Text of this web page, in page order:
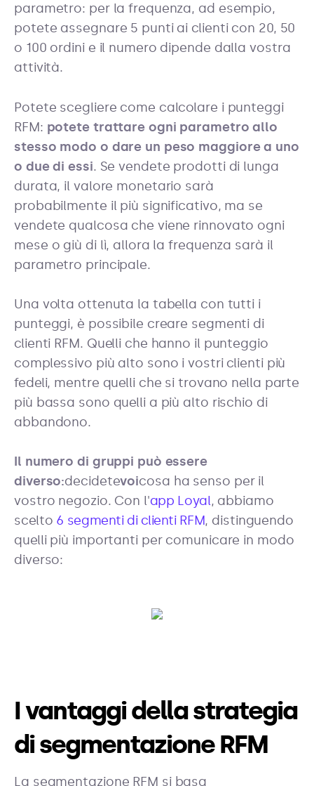
parametro: per la frequenza, ad esempio,
potete assegnare 5 punti ai clienti con 20, 50
o 100 ordini e il numero dipende dalla vostra
attività.
Potete scegliere come calcolare i punteggi
RFM: potete trattare ogni parametro allo
stesso modo o dare un peso maggiore a uno
o due di essi. Se vendete prodotti di lunga
durata, il valore monetario sarà
probabilmente il più significativo, ma se
vendete qualcosa che viene rinnovato ogni
mese o giù di lì, allora la frequenza sarà il
parametro principale.
Una volta ottenuta la tabella con tutti i
punteggi, è possibile creare segmenti di
clienti RFM. Quelli che hanno il punteggio
complessivo più alto sono i vostri clienti più
fedeli, mentre quelli che si trovano nella parte
più bassa sono quelli a più alto rischio di
abbandono.
Il numero di gruppi può essere
diverso:decidetevoicosa ha senso per il
vostro negozio. Con l'app Loyal, abbiamo
scelto 6 segmenti di clienti RFM, distinguendo
quelli più importanti per comunicare in modo
diverso:
I vantaggi della strategia
di segmentazione RFM
La segmentazione RFM si basa